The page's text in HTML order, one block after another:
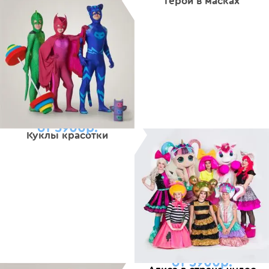
Куклы красотки
от 5900р.
от 5900р.